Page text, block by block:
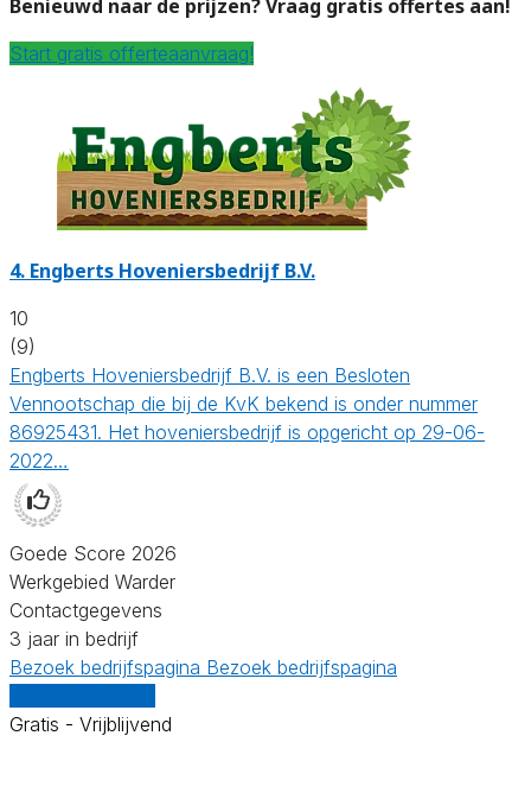
Benieuwd naar de prijzen? Vraag gratis offertes aan!
Start gratis offerteaanvraag!
4. Engberts Hoveniersbedrijf B.V.
10
(9)
Engberts Hoveniersbedrijf B.V. is een Besloten
Vennootschap die bij de KvK bekend is onder nummer
86925431. Het hoveniersbedrijf is opgericht op 29-06-
2022…
Goede Score 2026
Werkgebied Warder
Contactgegevens
3 jaar in bedrijf
Bezoek bedrijfspagina Bezoek bedrijfspagina
Gratis - Vrijblijvend